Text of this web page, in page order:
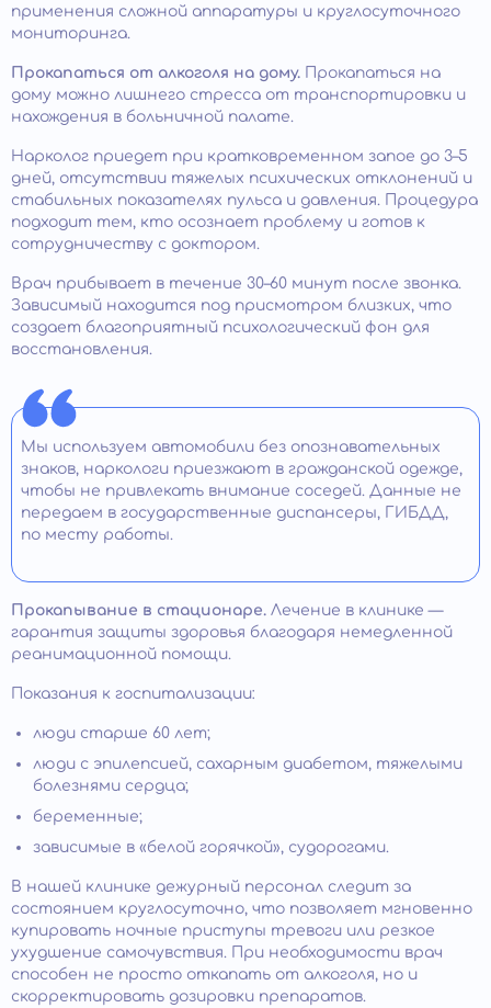
применения сложной аппаратуры и круглосуточного
мониторинга.
Прокапаться от алкоголя на дому. Прокапаться на
дому можно лишнего стресса от транспортировки и
нахождения в больничной палате.
Нарколог приедет при кратковременном запое до 3–5
дней, отсутствии тяжелых психических отклонений и
стабильных показателях пульса и давления. Процедура
подходит тем, кто осознает проблему и готов к
сотрудничеству с доктором. ​
Врач прибывает в течение 30–60 минут после звонка.
Зависимый находится под присмотром близких, что
создает благоприятный психологический фон для
восстановления. ​
Мы используем автомобили без опознавательных
знаков, наркологи приезжают в гражданской одежде,
чтобы не привлекать внимание соседей. Данные не
передаем в государственные диспансеры, ГИБДД,
по месту работы.
Прокапывание в стационаре. Лечение в клинике —
гарантия защиты здоровья благодаря немедленной
реанимационной помощи.
Показания к госпитализации:
люди старше 60 лет;
люди с эпилепсией, сахарным диабетом, тяжелыми
болезнями сердца;
беременные;
зависимые в «белой горячкой», судорогами.
В нашей клинике дежурный персонал следит за
состоянием круглосуточно, что позволяет мгновенно
купировать ночные приступы тревоги или резкое
ухудшение самочувствия. При необходимости врач
способен не просто откапать от алкоголя, но и
скорректировать дозировки препаратов.